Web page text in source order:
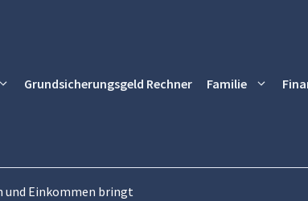
Grundsicherungsgeld Rechner Familie
und Einkommen bringt